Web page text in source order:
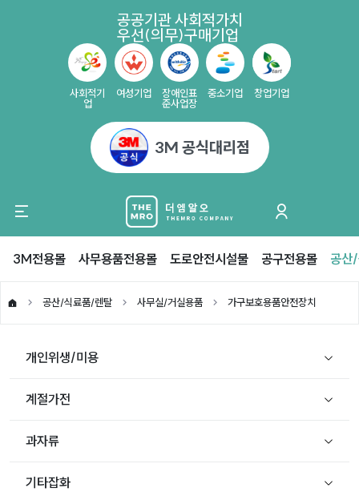
공공기관 사회적가치
우선(의무)구매기업
사회적기
업
여성기업
장애인표
준사업장
중소기업 창업기업
3M 공식대리점
3M전용몰 사무용품전용몰 도로안전시설물 공구전용몰 공산
공산/식료품/렌탈 사무실/거실용품 가구보호용품안전장치
개인위생/미용
계절가전
과자류
기타잡화